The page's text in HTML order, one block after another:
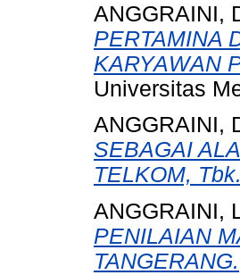
ANGGRAINI,
PERTAMINA
KARYAWAN
Universitas
ANGGRAINI,
SEBAGAI
TELKOM, Tbk.
ANGGRAINI,
PENILAIAN
TANGERANG.